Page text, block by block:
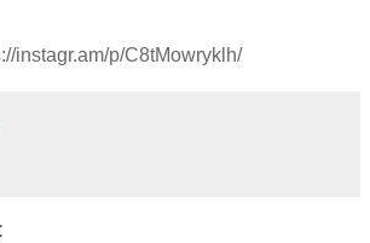
instagr.am/p/C8tMowryklh/